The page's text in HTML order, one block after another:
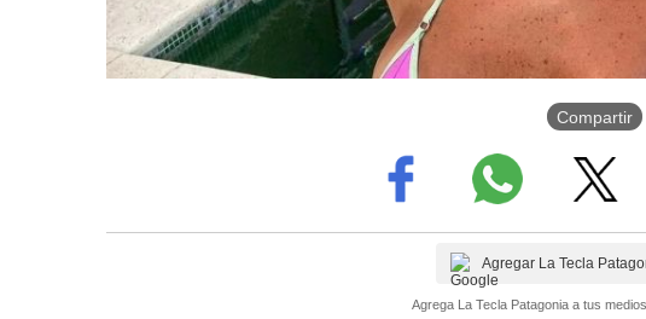
Compartir
Agregar La Tecla
Agrega La Tecla Patagonia a tus